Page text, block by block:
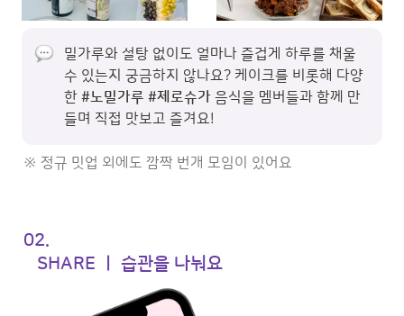
밀가루와 설탕 없이도 얼마나 즐겁게 하루를 채울
수 있는지 궁금하지 않나요? 케이크를 비롯해 다양
한 #노밀가루 #제로슈가 음식을 멤버들과 함께 만
들며 직접 맛보고 즐겨요!
※ 정규 밋업 외에도 깜짝 번개 모임이 있어요
02.
   SHARE ㅣ 습관을 나눠요